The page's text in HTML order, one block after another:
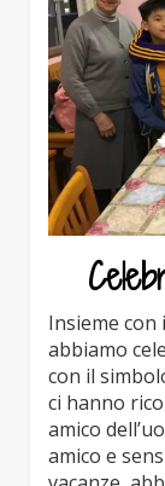
Insieme con
abbiamo
con il
ci hanno
amico
amico e